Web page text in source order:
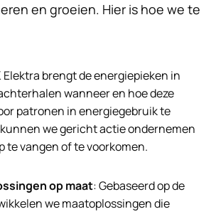
en groeien. Hier is hoe we te
Elektra brengt de energiepieken in
wanneer en hoe deze
patronen in energiegebruik te
we gericht actie ondernemen
te vangen of te voorkomen.
op maat: Gebaseerd op de
we maatoplossingen die